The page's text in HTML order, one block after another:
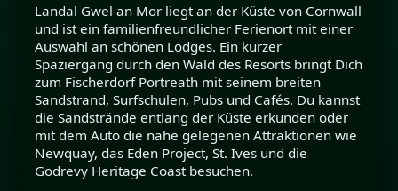
Landal Gwel an Mor liegt an der Küste von Cornwall
und ist ein familienfreundlicher Ferienort mit einer
Auswahl an schönen Lodges. Ein kurzer
Spaziergang durch den Wald des Resorts bringt Dich
zum Fischerdorf Portreath mit seinem breiten
Sandstrand, Surfschulen, Pubs und Cafés. Du kannst
die Sandstrände entlang der Küste erkunden oder
mit dem Auto die nahe gelegenen Attraktionen wie
Newquay, das Eden Project, St. Ives und die
Godrevy Heritage Coast besuchen.